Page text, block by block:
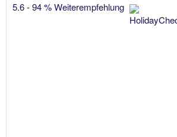
5.6 - 94 % Weiterempfehlung